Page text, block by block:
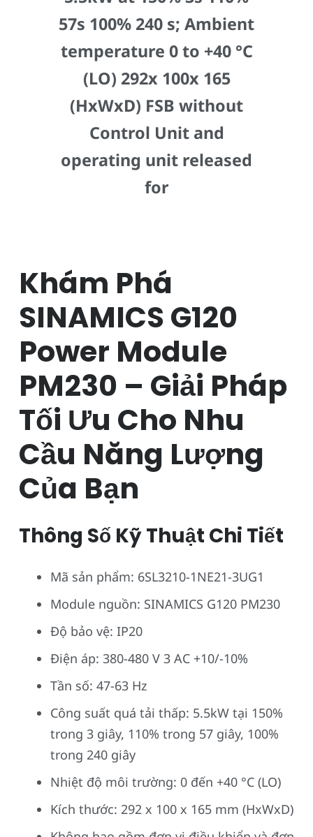
57s 100% 240 s; Ambient
temperature 0 to +40 °C
(LO) 292x 100x 165
(HxWxD) FSB without
Control Unit and
operating unit released
for
Khám Phá
SINAMICS G120
Power Module
PM230 – Giải Pháp
Tối Ưu Cho Nhu
Cầu Năng Lượng
Của Bạn
Thông Số Kỹ Thuật Chi Tiết
Mã sản phẩm: 6SL3210-1NE21-3UG1
Module nguồn: SINAMICS G120 PM230
Độ bảo vệ: IP20
Điện áp: 380-480 V 3 AC +10/-10%
Tần số: 47-63 Hz
Công suất quá tải thấp: 5.5kW tại 150%
trong 3 giây, 110% trong 57 giây, 100%
trong 240 giây
Nhiệt độ môi trường: 0 đến +40 °C (LO)
Kích thước: 292 x 100 x 165 mm (HxWxD)